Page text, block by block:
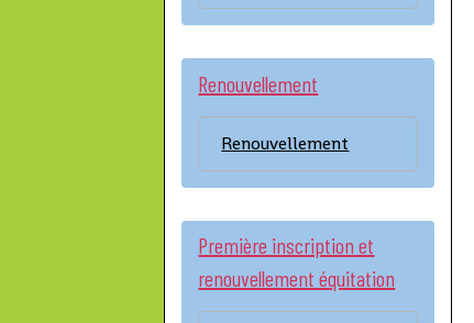
Renouvellement
Renouvellement
Première inscription et
renouvellement équitation